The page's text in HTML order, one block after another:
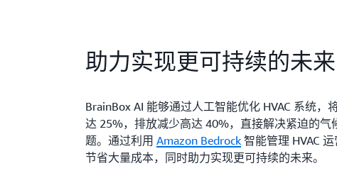
助力实现更可持续的未来
BrainBox AI 能够通过人工智能优化 HVAC 系统，
达 25%，排放减少高达 40%，直接解决紧迫的气
题。通过利用Amazon Bedrock 智能管理 HVAC
节省大量成本，同时助力实现更可持续的未来。